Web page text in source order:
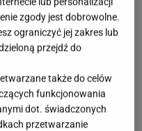
zgody jest dobrowolne.
ograniczyć jej zakres lub
przejdź do
także do celów
funkcjonowania
dot. świadczonych
przetwarzanie